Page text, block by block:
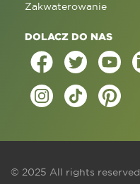
Zakwaterowanie
DOLACZ DO NAS
© 2025 All rights reserved.